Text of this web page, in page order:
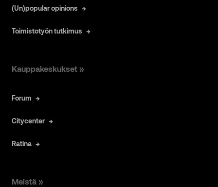
(Un)popular opinions
Toimistotyön tutkimus
Kauppakeskukset »
Forum
Citycenter
Ratina
Meistä »